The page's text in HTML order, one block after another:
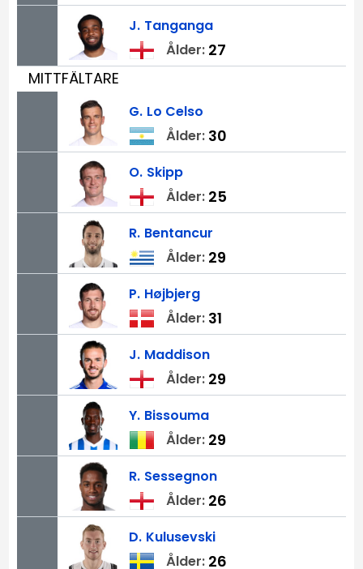
J. Tanganga
Ålder: 27
MITTFÄLTARE
G. Lo Celso
Ålder: 30
O. Skipp
Ålder: 25
R. Bentancur
Ålder: 29
P. Højbjerg
Ålder: 31
J. Maddison
Ålder: 29
Y. Bissouma
Ålder: 29
R. Sessegnon
Ålder: 26
D. Kulusevski
Ålder: 26